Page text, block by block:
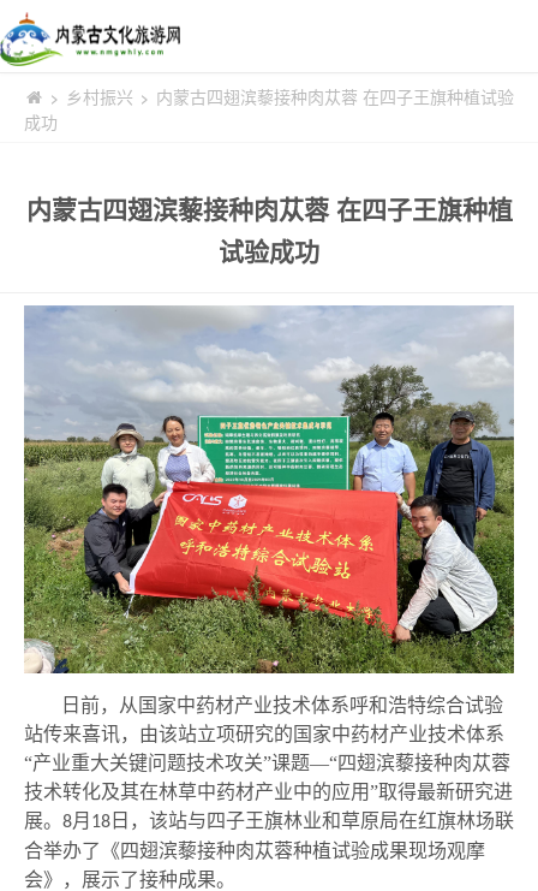
> 乡村振兴 > 内蒙古四翅滨藜接种肉苁蓉 在四子王旗种植试验
成功
内蒙古四翅滨藜接种肉苁蓉 在四子王旗种植
试验成功
日前，
从国家中药材产业技术体系呼和浩特综合试验
站传来喜讯， 由该站立项研究的国家中药材产业技术体系
“产业重大关键问题技术攻关”课题—“四翅滨藜接种肉苁蓉
技术转化及其在林草中药材产业中的应用”取得最新研究进
展。 8月 18 日 ， 该站与四子王旗林业和草原局在红旗林场联
合举办了《四翅滨藜接种肉苁蓉种植试验成果现场观摩
会》，展示了接种成果。